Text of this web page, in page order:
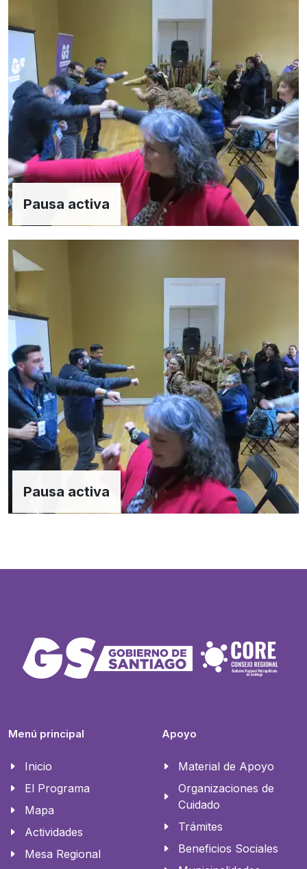
Pausa activa
Pausa activa
Menú principal
Inicio
El Programa
Mapa
Actividades
Mesa Regional
Apoyo
Material de Apoyo
Organizaciones de
Cuidado
Trámites
Beneficios Sociales